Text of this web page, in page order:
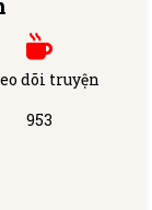
dõi truyện
953